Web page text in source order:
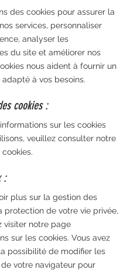
des cookies pour assurer la
services, personnaliser
analyser les
du site et améliorer nos
nous aident à fournir un
à vos besoins.
cookies :
sur les cookies
veuillez consulter notre
:
plus sur la gestion des
protection de votre vie privée,
visiter notre page
sur les cookies. Vous avez
possibilité de modifier les
votre navigateur pour